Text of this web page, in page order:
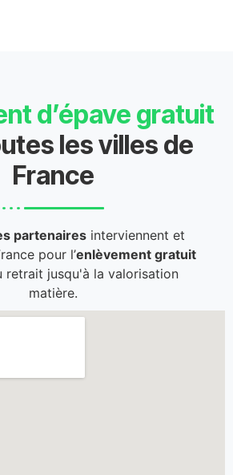
d’épave gratuit
les villes de
France
partenaires interviennent et
pour l’enlèvement gratuit
retrait jusqu'à la valorisation
matière.